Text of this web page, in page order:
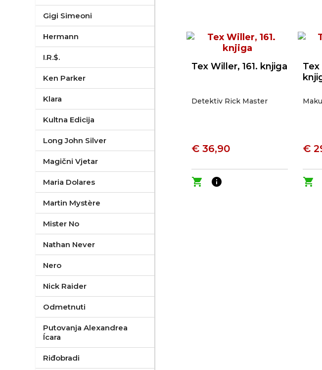
Gigi Simeoni
Hermann
I.R.$.
Ken Parker
Klara
Kultna Edicija
Long John Silver
Magični Vjetar
Maria Dolares
Martin Mystère
Mister No
Nathan Never
Nero
Nick Raider
Odmetnuti
Putovanja Alexandrea
Ícara
Riđobradi
Tex Willer, 161. knjiga
Detektiv Rick Master
€ 36,90
shopping_cart info
Tex
€
shopping_cart